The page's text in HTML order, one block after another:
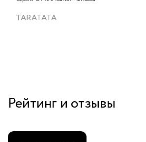
TARATATA
Рейтинг и отзывы